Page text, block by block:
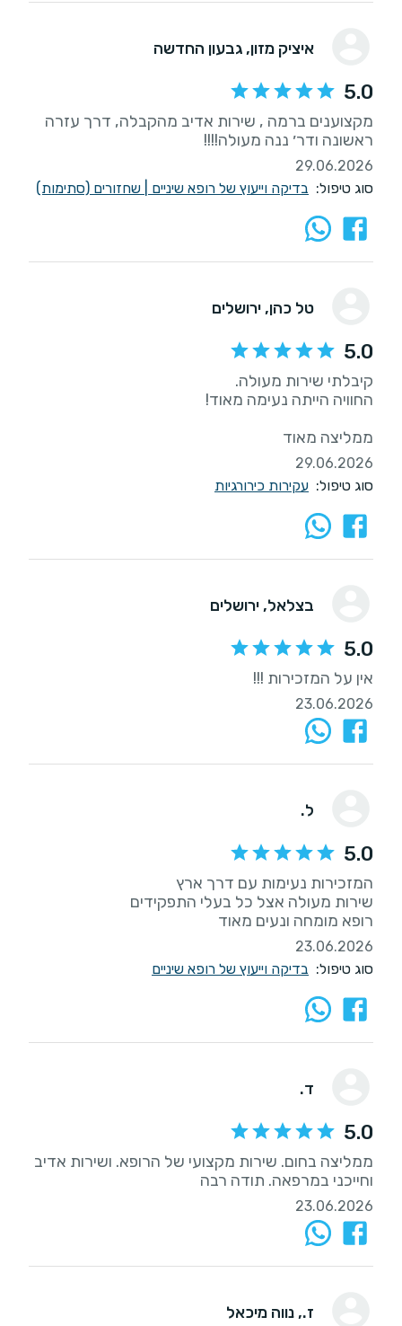
איציק מזון, גבעון החדשה
5.0
מקצוענים ברמה , שירות אדיב מהקבלה, דרך עזרה
ראשונה ודר׳ ננה מעולה!!!!
29.06.2026
סוג טיפול: בדיקה וייעוץ של רופא שיניים שחזורים (סתימות)
טל כהן, ירושלים
5.0
ממליצה מאוד
29.06.2026
סוג טיפול: עקירות כירורגיות
בצלאל, ירושלים
5.0
אין על המזכירות !!!
23.06.2026
ל.
5.0
רופא מומחה ונעים מאוד
23.06.2026
סוג טיפול: בדיקה וייעוץ של רופא שיניים
ד.
5.0
ממליצה בחום. שירות מקצועי של הרופא. ושירות אדיב
וחייכני במרפאה. תודה רבה
23.06.2026
ז., נווה מיכאל